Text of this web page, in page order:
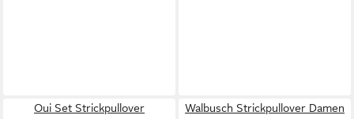
Oui Set Strickpullover
Walbusch Strickpullover Damen